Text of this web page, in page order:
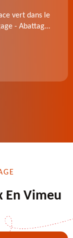
vert dans le
- Abattage
En Vimeu